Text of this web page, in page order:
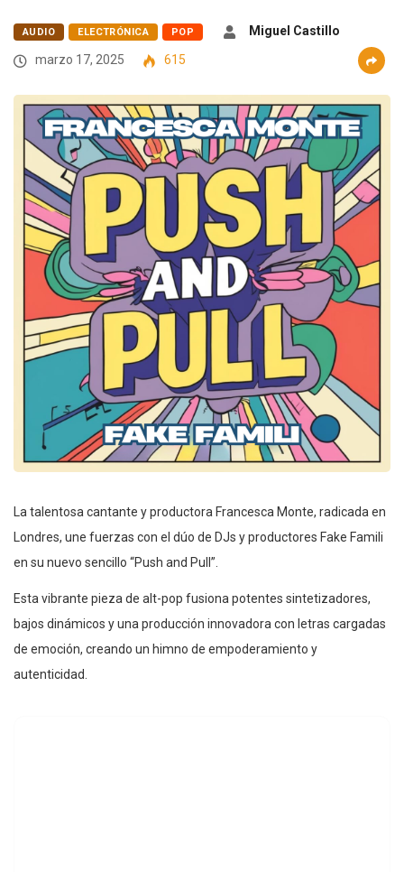
AUDIO ELECTRÓNICA POP
Miguel Castillo
marzo 17, 2025
615
La talentosa cantante y productora Francesca Monte, radicada en
Londres, une fuerzas con el dúo de DJs y productores Fake Famili
en su nuevo sencillo “Push and Pull”.
Esta vibrante pieza de alt-pop fusiona potentes sintetizadores,
bajos dinámicos y una producción innovadora con letras cargadas
de emoción, creando un himno de empoderamiento y
autenticidad.